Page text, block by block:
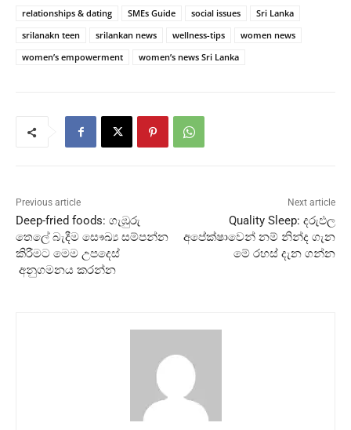
relationships & dating
SMEs Guide social issues
Sri Lanka
srilanakn teen
srilankan news wellness-tips
women news
women’s empowerment
women’s news Sri Lanka
Previous article
Deep-fried foods: ගැඹුරු
තෙලේ බැදීම සෞඛ්‍ය සම්පන්න
කිරීමට මෙම උපදෙස්
අනුගමනය කරන්න
Next article
Quality Sleep: දරුඵල
අපේක්ෂාවෙන් නම් නින්ද ගැන
මේ රහස් දැන ගන්න